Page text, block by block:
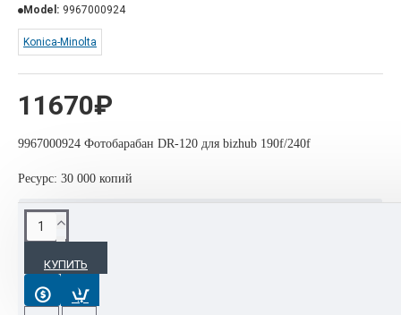
11670₽
Model: 9967000924
Konica-Minolta
9967000924 Фотобарабан DR-120 для bizhub 190f/240f
Ресурс: 30 000 копий
КУПИТЬ
ОПИСАНИЕ
9967000924 Фотобарабан DR-120 для bizhub 190f/240f на
30 000 копий